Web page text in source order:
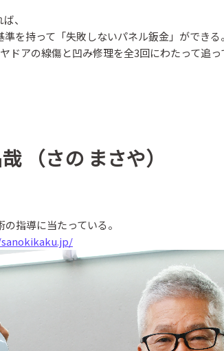
、
を持って「失敗しないパネル鈑金」ができる。
ドアの線傷と凹み修理を全3回にわたって追っ
（さの まさや）
指導に当たっている。